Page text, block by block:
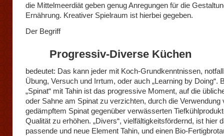
die Mittelmeerdiät geben genug Anregungen für die
Ernährung. Kreativer Spielraum ist hierbei gegeben.
Der Begriff
Progressiv-Diverse Küchen
bedeutet: Das kann jeder mit Koch-Grundkenntnissen,
Übung, Versuch und Irrtum, oder auch „Learning by Doing“.
„Spinat“ mit Tahin ist das progressive Moment, auf die
oder Sahne am Spinat zu verzichten, durch die Verwendung
gedämpftem Spinat gegenüber verwässerten
Qualität zu erhöhen. „Divers“, vielfältigkeitsfördernd, ist hier
passende und neue Element Tahin, und einen Bio-